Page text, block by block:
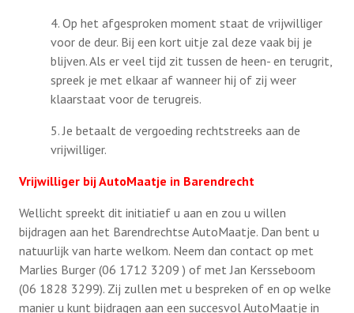
4. Op het afgesproken moment staat de vrijwilliger
voor de deur. Bij een kort uitje zal deze vaak bij je
blijven. Als er veel tijd zit tussen de heen- en terugrit,
spreek je met elkaar af wanneer hij of zij weer
klaarstaat voor de terugreis.
5. Je betaalt de vergoeding rechtstreeks aan de
vrijwilliger.
Vrijwilliger bij AutoMaatje in Barendrecht
Wellicht spreekt dit initiatief u aan en zou u willen
bijdragen aan het Barendrechtse AutoMaatje. Dan bent u
natuurlijk van harte welkom. Neem dan contact op met
Marlies Burger (06 1712 3209 ) of met Jan Kersseboom
(06 1828 3299). Zij zullen met u bespreken of en op welke
manier u kunt bijdragen aan een succesvol AutoMaatje in